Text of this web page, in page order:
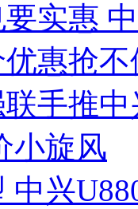
实惠
惠抢不
手推中
小旋风
中兴